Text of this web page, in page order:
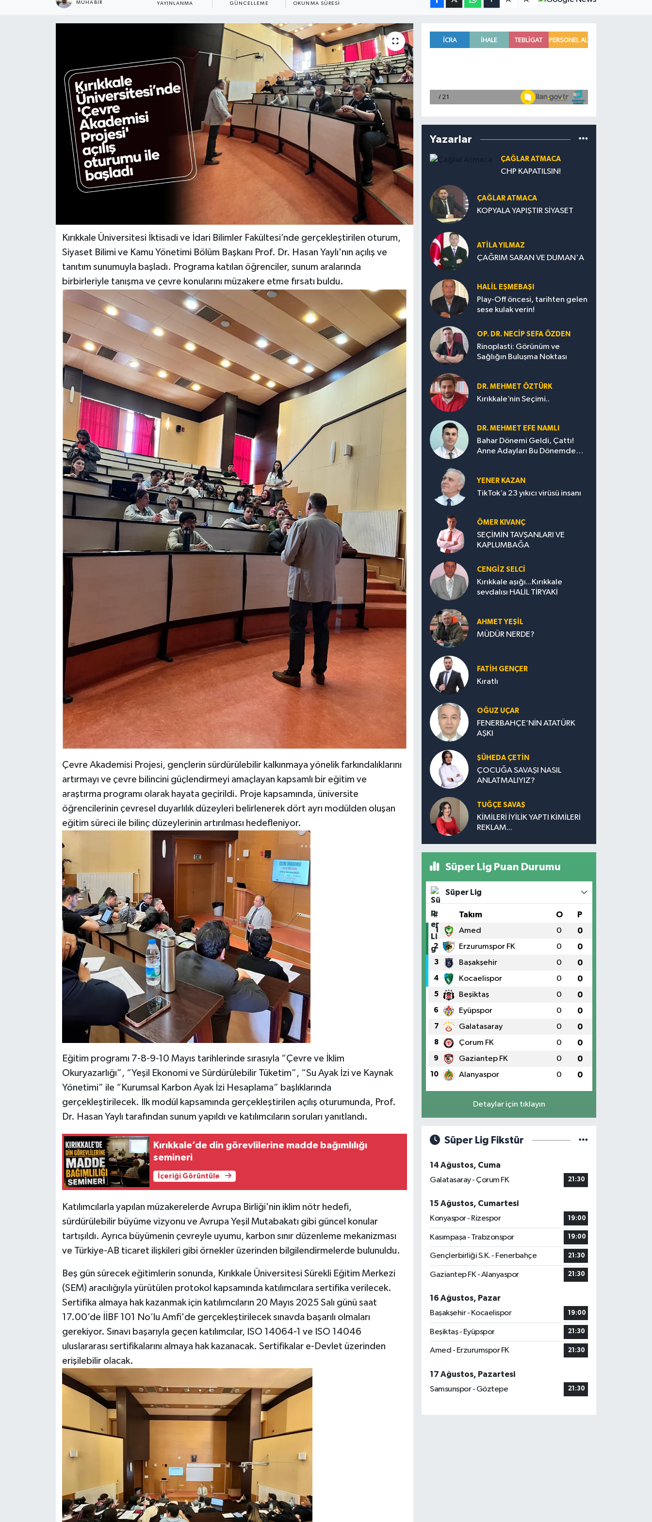
MUHABIR YAYINLANMA GÜNCELLEME OKUNMA SÜRESI
Kırıkkale Üniversitesi İktisadi ve İdari Bilimler Fakültesi’nde gerçekleştirilen oturum,
Siyaset Bilimi ve Kamu Yönetimi Bölüm Başkanı Prof. Dr. Hasan Yaylı'nın açılış ve
tanıtım sunumuyla başladı. Programa katılan öğrenciler, sunum aralarında
birbirleriyle tanışma ve çevre konularını müzakere etme fırsatı buldu.
Çevre Akademisi Projesi, gençlerin sürdürülebilir kalkınmaya yönelik farkındalıklarını
artırmayı ve çevre bilincini güçlendirmeyi amaçlayan kapsamlı bir eğitim ve
araştırma programı olarak hayata geçirildi. Proje kapsamında, üniversite
öğrencilerinin çevresel duyarlılık düzeyleri belirlenerek dört ayrı modülden oluşan
eğitim süreci ile bilinç düzeylerinin artırılması hedefleniyor.
Eğitim programı 7-8-9-10 Mayıs tarihlerinde sırasıyla “Çevre ve İklim
Okuryazarlığı”, “Yeşil Ekonomi ve Sürdürülebilir Tüketim”, “Su Ayak İzi ve Kaynak
Yönetimi” ile “Kurumsal Karbon Ayak İzi Hesaplama” başlıklarında
gerçekleştirilecek. İlk modül kapsamında gerçekleştirilen açılış oturumunda, Prof.
Dr. Hasan Yaylı tarafından sunum yapıldı ve katılımcıların soruları yanıtlandı.
Kırıkkale’de din görevlilerine madde bağımlılığı
semineri
İçeriği Görüntüle
Katılımcılarla yapılan müzakerelerde Avrupa Birliği'nin iklim nötr hedefi,
sürdürülebilir büyüme vizyonu ve Avrupa Yeşil Mutabakatı gibi güncel konular
tartışıldı. Ayrıca büyümenin çevreyle uyumu, karbon sınır düzenleme mekanizması
ve Türkiye-AB ticaret ilişkileri gibi örnekler üzerinden bilgilendirmelerde bulunuldu.
Beş gün sürecek eğitimlerin sonunda, Kırıkkale Üniversitesi Sürekli Eğitim Merkezi
(SEM) aracılığıyla yürütülen protokol kapsamında katılımcılara sertifika verilecek.
Sertifika almaya hak kazanmak için katılımcıların 20 Mayıs 2025 Salı günü saat
17.00’de İİBF 101 No’lu Amfi'de gerçekleştirilecek sınavda başarılı olmaları
gerekiyor. Sınavı başarıyla geçen katılımcılar, ISO 14064-1 ve ISO 14046
uluslararası sertifikalarını almaya hak kazanacak. Sertifikalar e-Devlet üzerinden
erişilebilir olacak.
Yazarlar
ÇAĞLAR ATMACA
CHP KAPATILSIN!
ÇAĞLAR ATMACA
KOPYALA YAPIŞTIR SİYASET
ATILA YILMAZ
ÇAĞRIM SARAN VE DUMAN'A
HALIL EŞMEBAŞI
Play-Off öncesi, tarihten gelen
sese kulak verin!
OP. DR. NECIP SEFA ÖZDEN
Rinoplasti: Görünüm ve
Sağlığın Buluşma Noktası
DR. MEHMET ÖZTÜRK
Kırıkkale’nin Seçimi..
DR. MEHMET EFE NAMLI
Bahar Dönemi Geldi, Çattı!
Anne Adayları Bu Dönemde
YENER KAZAN
TikTok’a 23 yıkıcı virüsü insanı
ÖMER KIVANÇ
SEÇİMİN TAVŞANLARI VE
KAPLUMBAĞA
CENGİZ SELCİ
Kırıkkale aşığı...Kırıkkale
sevdalısı HALİL TİRYAKİ
AHMET YEŞİL
MÜDÜR NERDE?
FATIH GENÇER
Kıratlı
OĞUZ UÇAR
FENERBAHÇE’NİN ATATÜRK
AŞKI
ŞÜHEDA ÇETİN
ÇOCUĞA SAVAŞI NASIL
ANLATMALIYIZ?
TUĞÇE SAVAŞ
KİMİLERİ İYİLİK YAPTI KİMİLERİ
REKLAM...
Süper Lig Puan Durumu
Süper Lig
# Takım O P
1 Amed 0 0
2 Erzurumspor FK 0 0
3 Başakşehir 0 0
4 Kocaelispor 0 0
5 Beşiktaş 0 0
6 Eyüpspor 0 0
7 Galatasaray 0 0
8 Çorum FK 0 0
9 Gaziantep FK 0 0
10 Alanyaspor 0 0
Detaylar için tıklayın
Süper Lig Fikstür
14 Ağustos, Cuma
Galatasaray - Çorum FK
21:30
15 Ağustos, Cumartesi
Konyaspor - Rizespor
19:00
Kasımpaşa - Trabzonspor 19:00
Gençlerbirliği S.K. - Fenerbahçe 21:30
Gaziantep FK - Alanyaspor 21:30
16 Ağustos, Pazar
Başakşehir - Kocaelispor
19:00
Beşiktaş - Eyüpspor 21:30
Amed - Erzurumspor FK 21:30
17 Ağustos, Pazartesi
Samsunspor - Göztepe
21:30